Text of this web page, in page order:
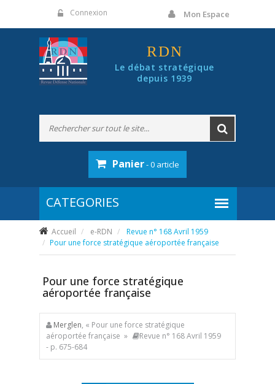
Connexion Mon Espace
RDN
Le débat stratégique
depuis 1939
Panier- 0 article
Accueil e-RDN
Revue n° 168 Avril 1959
Pour une force stratégique aéroportée française
Pour une force stratégique
aéroportée française
Merglen, « Pour une force stratégique
aéroportée française »
Revue n° 168 Avril 1959
- p. 675-684